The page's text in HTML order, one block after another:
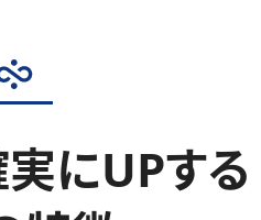
にUPする